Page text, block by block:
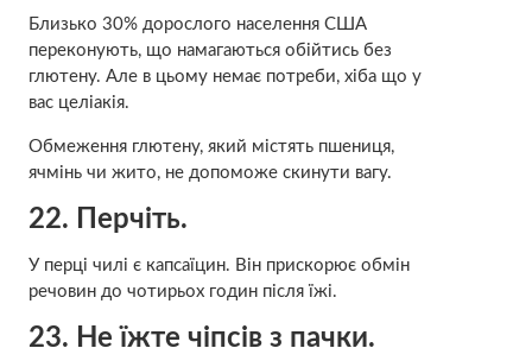
Близько 30% дорослого населення США
переконують, що намагаються обійтись без
глютену. Але в цьому немає потреби, хіба що у
вас целіакія.
Обмеження глютену, який містять пшениця,
ячмінь чи жито, не допоможе скинути вагу.
22. Перчіть.
У перці чилі є капсаїцин. Він прискорює обмін
речовин до чотирьох годин після їжі.
23. Не їжте чіпсів з пачки.